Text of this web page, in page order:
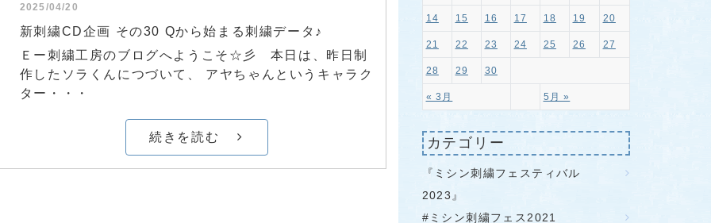
2025/04/20
新刺繍CD企画 その30 Qから始まる刺繍データ♪
Ｅー刺繍工房のブログへようこそ☆彡 本日は、昨日制
作したソラくんにつづいて、 アヤちゃんというキャラク
ター・・・
続きを読む
« 3月 5月 »
14 15 16 17 18 19 20
21 22 23 24 25 26 27
28 29 30
カテゴリー
『ミシン刺繍フェスティバル
2023』
#ミシン刺繍フェス2021